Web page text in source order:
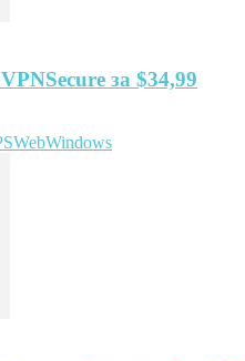
за $34,99
WebWindows